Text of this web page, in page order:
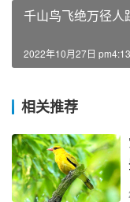
千山鸟飞绝万径人
2022年10月27日 pm4:13
相关推荐